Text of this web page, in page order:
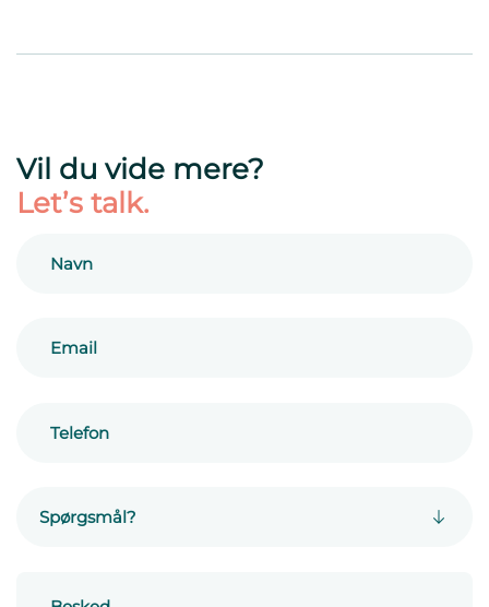
Vil du vide mere?
Let’s talk.